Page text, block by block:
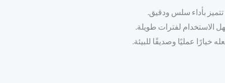
تتميز بأداء سلس ودقيق.
الاستخدام لفترات طويلة.
خيارًا عمليًا وصديقًا للبيئة.